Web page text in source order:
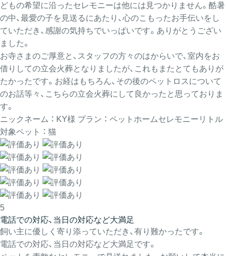
どもの希望に沿ったセレモニーは他には見つかりません。酷暑
の中、最愛の子を見送るにあたり、心のこもったお手伝いをし
ていただき、感謝の気持ちでいっぱいです。ありがとうござい
ました。
お寺さまのご厚意と、スタッフの方々のはからいで、室内をお
借りしての立会火葬となりましたが、これもまたとてもありが
たかったです。お経はもちろん、その後のペットロスについて
のお話等々、こちらの立会火葬にして良かったと思っておりま
す。
ニックネーム ： KY様 プラン ： ペットホームセレモニーリトル
対象ペット ： 猫
5
電話での対応、当日の対応など大満足
飼い主に優しく寄り添っていただき、有り難かったです。
電話での対応、当日の対応など大満足です。